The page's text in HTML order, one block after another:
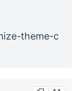
theme-c